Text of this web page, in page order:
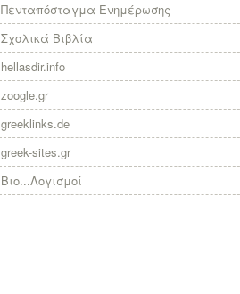
Πενταπόσταγμα Ενημέρωσης
Σχολικά Βιβλία
hellasdir.info
zoogle.gr
greeklinks.de
greek-sites.gr
Βιο...Λογισμοί